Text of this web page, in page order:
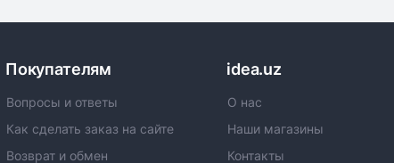
Покупателям
Вопросы и ответы
Как сделать заказ на сайте
Возврат и обмен
idea.uz
О нас
Наши магазины
Контакты